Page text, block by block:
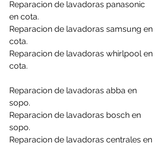
Reparacion de lavadoras panasonic
en cota.
Reparacion de lavadoras samsung en
cota.
Reparacion de lavadoras whirlpool en
cota.
Reparacion de lavadoras abba en
sopo.
Reparacion de lavadoras bosch en
sopo.
Reparacion de lavadoras centrales en